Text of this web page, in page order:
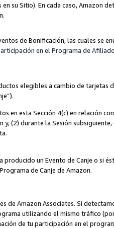
su Sitio). En cada caso, Amazon
de Bonificación, las cuales se
en el Programa de
elegibles a cambio de tarjetas
en esta Sección 4(c) en relación
y, (2) durante la Sesión
producido un Evento de Canje o si
de Canje de Amazon.
de Amazon Associates. Si
utilizando el mismo tráfico
de tu participación en el